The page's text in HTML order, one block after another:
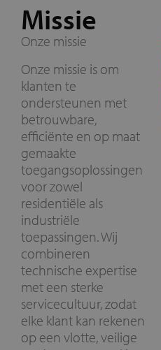
Missie
Onze missie
Onze missie is om
klanten te
ondersteunen met
betrouwbare,
efficiënte en op maat
gemaakte
toegangsoplossingen
voor zowel
residentiële als
industriële
toepassingen. Wij
combineren
technische expertise
met een sterke
servicecultuur, zodat
elke klant kan rekenen
op een vlotte, veilige